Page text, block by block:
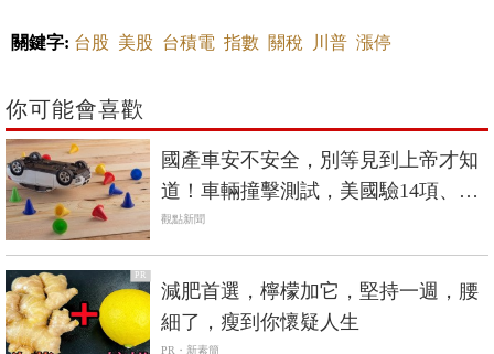
關鍵字: 台股 美股 台積電 指數 關稅 川普 漲停
你可能會喜歡
國產車安不安全，別等見到上帝才知
道！車輛撞擊測試，美國驗14項、中
國6項，台灣只有2項
觀點新聞
PR
減肥首選，檸檬加它，堅持一週，腰
細了，瘦到你懷疑人生
PR・新素簡